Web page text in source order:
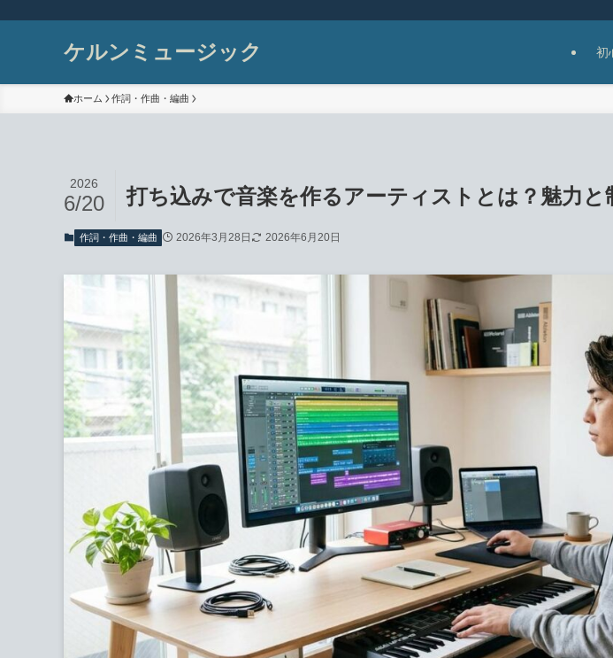
ケルンミュージック 初
ホーム 作詞・作曲・編曲
打ち込みで音楽を作るアーティストとは？魅力と
2026
6/20
作詞・作曲・編曲 2026年3月28日 2026年6月20日